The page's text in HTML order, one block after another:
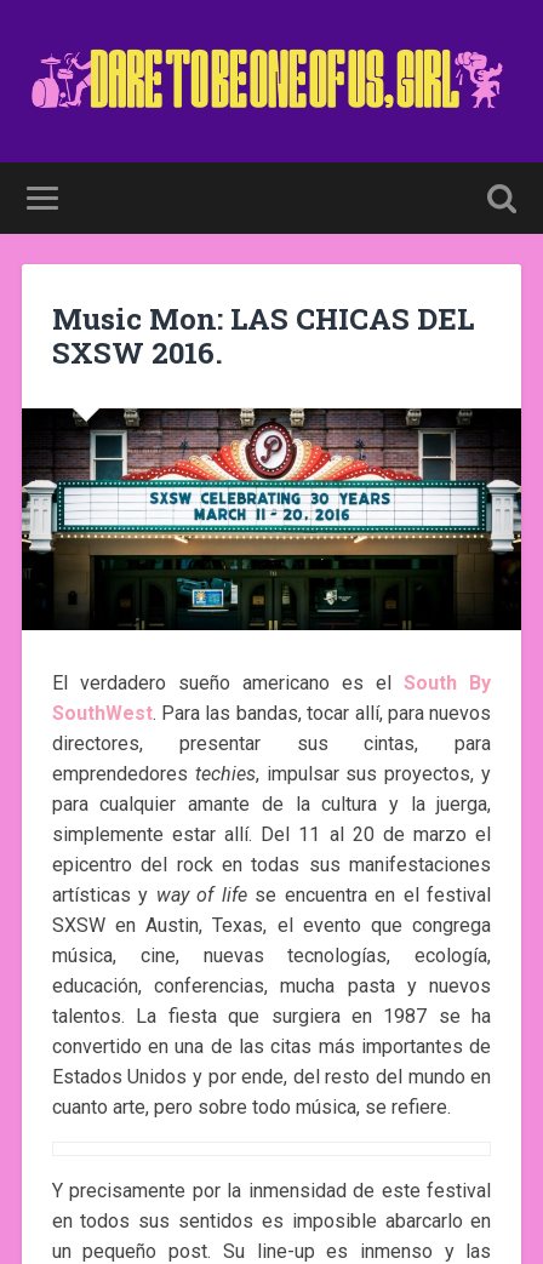
Music Mon: LAS CHICAS DEL
SXSW 2016.
El verdadero sueño americano es elSouth By
SouthWest. Para las bandas, tocar allí, para nuevos
directores, presentar sus cintas, para
emprendedores techies, impulsar sus proyectos, y
para cualquier amante de la cultura y la juerga,
simplemente estar allí. Del 11 al 20 de marzo el
epicentro del rock en todas sus manifestaciones
artísticas y way of lifese encuentra en el festival
SXSW en Austin, Texas, el evento que congrega
música, cine, nuevas tecnologías, ecología,
educación, conferencias, mucha pasta y nuevos
talentos. La fiesta que surgiera en 1987 se ha
convertido en una de las citas más importantes de
Estados Unidos y por ende, del resto del mundo en
cuanto arte, pero sobre todo música, se refiere.
Y precisamente por la inmensidad de este festival
en todos sus sentidos es imposible abarcarlo en
un pequeño post. Su line-up es inmenso y las